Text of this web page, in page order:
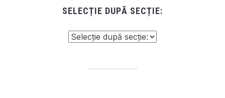
SELECȚIE DUPĂ SECȚIE: